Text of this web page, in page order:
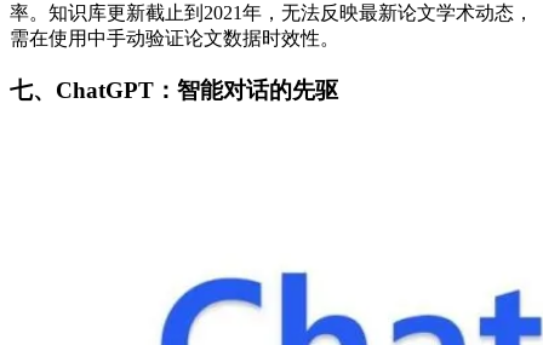
率。知识库更新截止到2021年，无法反映最新论文学术动态，
需在使用中手动验证论文数据时效性。
七、ChatGPT：智能对话的先驱